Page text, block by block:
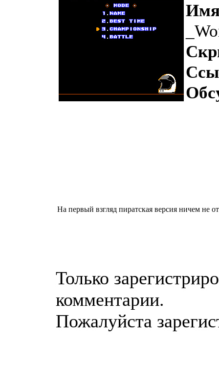
На первый взгляд пиратская версия ничем не
Только
комментарии.
Пожалуйста